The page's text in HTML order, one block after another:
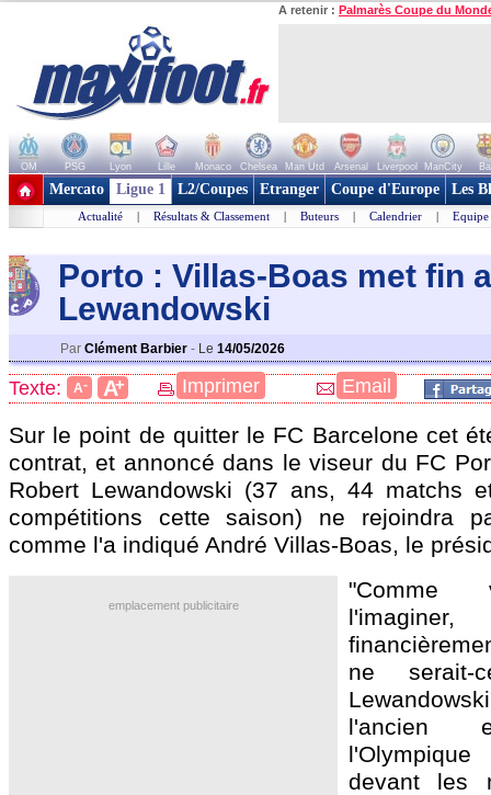
A retenir : Palmarès Coupe du
OM PSG Lyon Lille Monaco Chelsea Man Utd Arsenal Liverpool ManCity
+ de clubs
Mercato Ligue 1 L2/Coupes Etranger Coupe d'Europe Les
Actualité | Résultats & Classement | Buteurs | Calendrier | Equipe
Porto : Villas-Boas met fin
Lewandowski
Par Clément Barbier - Le 14/05/2026
Texte: A- A+ Imprimer Email
Sur le point de quitter le FC Barcelone cet
contrat, et annoncé dans le viseur du FC
Robert Lewandowski (37 ans, 44 matchs
compétitions cette saison) ne rejoindra
comme l'a indiqué André Villas-Boas, le
emplacement publicitaire
"Comme
ne serait-
l'ancien
devant les